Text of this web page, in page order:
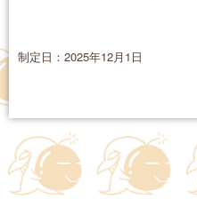
制定日：2025年12月1日